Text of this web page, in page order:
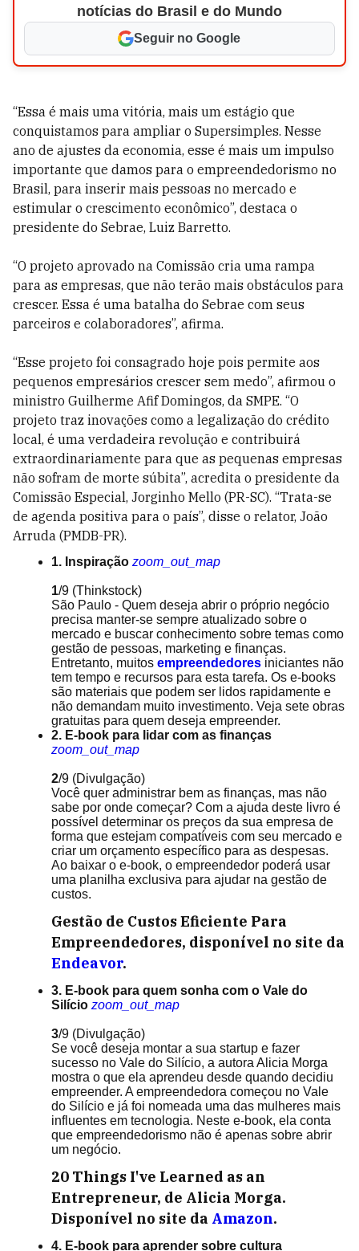
notícias do Brasil e do Mundo
Seguir no Google
“Essa é mais uma vitória, mais um estágio que
conquistamos para ampliar o Supersimples. Nesse
ano de ajustes da economia, esse é mais um impulso
importante que damos para o empreendedorismo no
Brasil, para inserir mais pessoas no mercado e
estimular o crescimento econômico”, destaca o
presidente do Sebrae, Luiz Barretto.
“O projeto aprovado na Comissão cria uma rampa
para as empresas, que não terão mais obstáculos para
crescer. Essa é uma batalha do Sebrae com seus
parceiros e colaboradores”, afirma.
“Esse projeto foi consagrado hoje pois permite aos
pequenos empresários crescer sem medo”, afirmou o
ministro Guilherme Afif Domingos, da SMPE. “O
projeto traz inovações como a legalização do crédito
local, é uma verdadeira revolução e contribuirá
extraordinariamente para que as pequenas empresas
não sofram de morte súbita”, acredita o presidente da
Comissão Especial, Jorginho Mello (PR-SC). “Trata-se
de agenda positiva para o país”, disse o relator, João
Arruda (PMDB-PR).
1. Inspiração zoom_out_map
1/9 (Thinkstock)
São Paulo - Quem deseja abrir o próprio negócio
precisa manter-se sempre atualizado sobre o
mercado e buscar conhecimento sobre temas como
gestão de pessoas, marketing e finanças.
Entretanto, muitos empreendedores iniciantes não
tem tempo e recursos para esta tarefa. Os e-books
são materiais que podem ser lidos rapidamente e
não demandam muito investimento. Veja sete obras
gratuitas para quem deseja empreender.
2. E-book para lidar com as finanças
zoom_out_map
2/9 (Divulgação)
Você quer administrar bem as finanças, mas não
sabe por onde começar? Com a ajuda deste livro é
possível determinar os preços da sua empresa de
forma que estejam compatíveis com seu mercado e
criar um orçamento específico para as despesas.
Ao baixar o e-book, o empreendedor poderá usar
uma planilha exclusiva para ajudar na gestão de
custos.
Gestão de Custos Eficiente Para
Empreendedores, disponível no site da
Endeavor.
3. E-book para quem sonha com o Vale do
Silício zoom_out_map
3/9 (Divulgação)
Se você deseja montar a sua startup e fazer
sucesso no Vale do Silício, a autora Alicia Morga
mostra o que ela aprendeu desde quando decidiu
empreender. A empreendedora começou no Vale
do Silício e já foi nomeada uma das mulheres mais
influentes em tecnologia. Neste e-book, ela conta
que empreendedorismo não é apenas sobre abrir
um negócio.
20 Things I've Learned as an
Entrepreneur, de Alicia Morga.
Disponível no site da Amazon.
4. E-book para aprender sobre cultura